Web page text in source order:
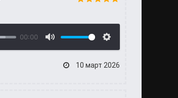
00:00
10 март 2026